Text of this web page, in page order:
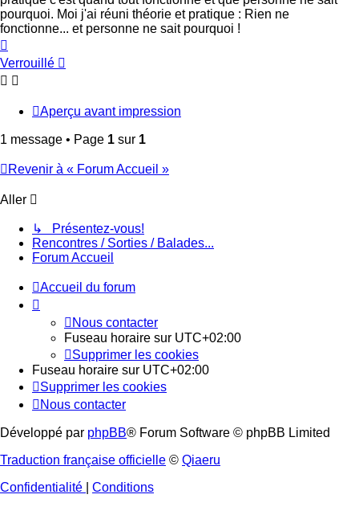
pourquoi. Moi j'ai réuni théorie et pratique : Rien ne
fonctionne... et personne ne sait pourquoi !
Verrouillé
Aperçu avant impression
1 message • Page 1 sur 1
Revenir à « Forum Accueil »
Aller
↳ Présentez-vous!
Rencontres / Sorties / Balades...
Forum Accueil
Accueil du forum
Nous contacter
Fuseau horaire sur UTC+02:00
Supprimer les cookies
Fuseau horaire sur UTC+02:00
Supprimer les cookies
Nous contacter
Développé par phpBB® Forum Software © phpBB Limited
Traduction française officielle © Qiaeru
Confidentialité
Conditions